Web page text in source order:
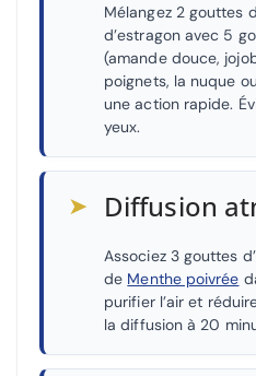
Mélangez 2 gouttes
d’estragon avec 5
(amande douce,
poignets, la nuque
une action rapide.
yeux.
➤ Diffusion
Associez 3 gouttes
de Menthe poivrée
purifier l’air et
la diffusion à 20